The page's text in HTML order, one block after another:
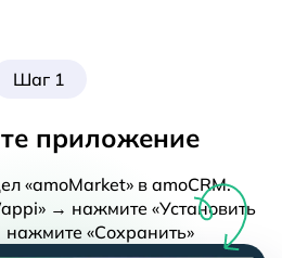
Шаг 1
приложение
«amoMarket» в amoCRM.
→ нажмите «Установить
«Сохранить»